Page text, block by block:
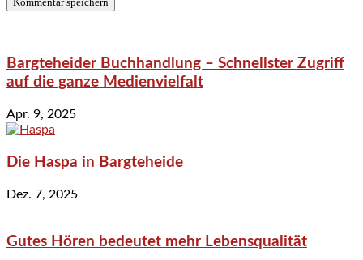
Bargteheider Buchhandlung – Schnellster Zugriff
auf die ganze Medienvielfalt
Apr. 9, 2025
Die Haspa in Bargteheide
Dez. 7, 2025
Gutes Hören bedeutet mehr Lebensqualität